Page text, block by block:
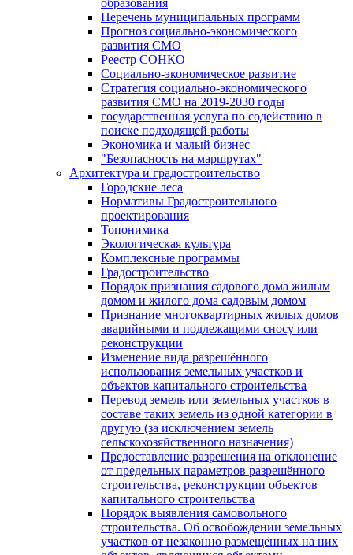
образования
Перечень муниципальных программ
Прогноз социально-экономического
развития СМО
Реестр СОНКО
Социально-экономическое развитие
Стратегия социально-экономического
развития СМО на 2019-2030 годы
государственная услуга по содействию в
поиске подходящей работы
Экономика и малый бизнес
"Безопасность на маршрутах"
Архитектура и градостроительство
Городские леса
Нормативы Градостроительного
проектирования
Топонимика
Экологическая культура
Комплексные программы
Градостроительство
Порядок признания садового дома жилым
домом и жилого дома садовым домом
Признание многоквартирных жилых домов
аварийными и подлежащими сносу или
реконструкции
Изменение вида разрешённого
использования земельных участков и
объектов капитального строительства
Перевод земель или земельных участков в
составе таких земель из одной категории в
другую (за исключением земель
сельскохозяйственного назначения)
Предоставление разрешения на отклонение
от предельных параметров разрешённого
строительства, реконструкции объектов
капитального строительства
Порядок выявления самовольного
строительства. Об освобождении земельных
участков от незаконно размещённых на них